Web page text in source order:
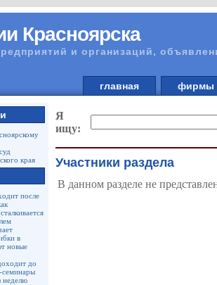
Красноярска
и организаций,
главная
края
после
в
новые
до
семинары
неделю
Я
ищу:
Участники раздела
В данном разделе не